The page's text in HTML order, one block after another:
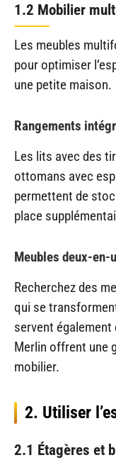
1.2 Mobilier
Les meubles
pour optimiser
une petite maison.
Rangements
Les lits avec des
ottomans avec
permettent de
place
Meubles deux-en-
Recherchez des
qui se
servent également
Merlin offrent une
mobilier.
2. Utiliser
2.1 Étagères et